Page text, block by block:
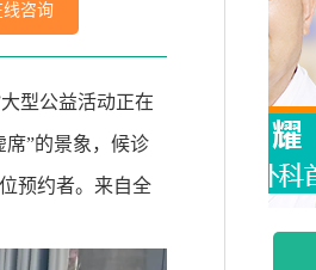
线咨询
大型公益活动正在
席”的景象，候诊
预约者。来自全